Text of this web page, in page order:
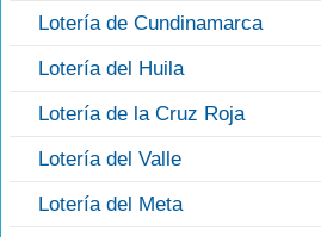
Lotería de Cundinamarca
Lotería del Huila
Lotería de la Cruz Roja
Lotería del Valle
Lotería del Meta